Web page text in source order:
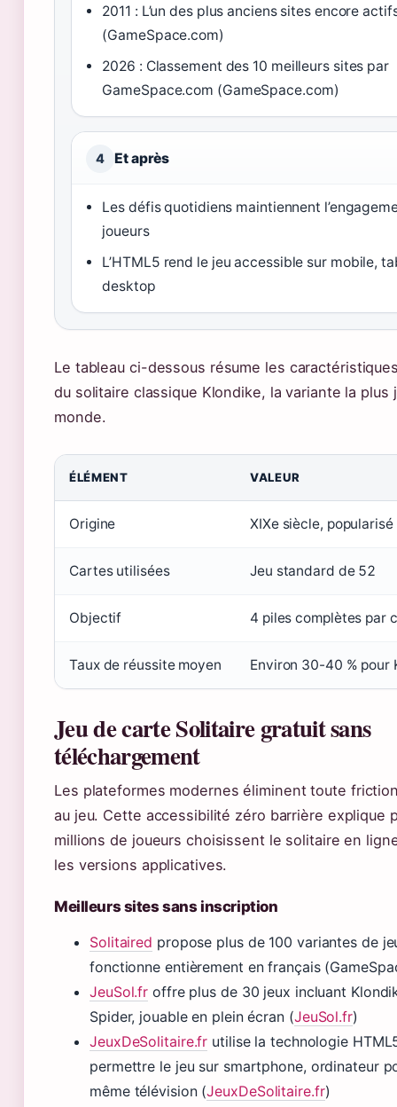
2011 : L’un des plus anciens sites encore
(GameSpace.com)
2026 : Classement des 10 meilleurs sites par
GameSpace.com (GameSpace.com)
4 Et après
Les défis quotidiens maintiennent
joueurs
L’HTML5 rend le jeu accessible sur mobile,
desktop
Le tableau ci-dessous résume les
du solitaire classique Klondike, la variante la plus
monde.
ÉLÉMENT VALEUR
Origine XIXe siècle,
Cartes utilisées Jeu standard de 52
Objectif 4 piles complètes par
Taux de réussite moyen Environ 30-40 % pour
Jeu de carte Solitaire gratuit sans
téléchargement
Les plateformes modernes éliminent toute
au jeu. Cette accessibilité zéro barrière explique
millions de joueurs choisissent le solitaire en
les versions applicatives.
Meilleurs sites sans inscription
Solitaired propose plus de 100 variantes de
fonctionne entièrement en français
JeuSol.fr offre plus de 30 jeux incluant
Spider, jouable en plein écran (JeuSol.fr)
JeuxDeSolitaire.fr utilise la technologie
permettre le jeu sur smartphone, ordinateur
même télévision (JeuxDeSolitaire.fr)